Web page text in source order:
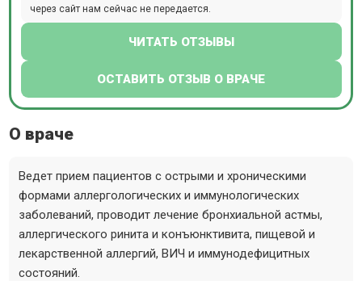
через сайт нам сейчас не передается.
ЧИТАТЬ ОТЗЫВЫ
ОСТАВИТЬ ОТЗЫВ О ВРАЧЕ
О враче
Ведет прием пациентов с острыми и хроническими
формами аллергологических и иммунологических
заболеваний, проводит лечение бронхиальной астмы,
аллергического ринита и конъюнктивита, пищевой и
лекарственной аллергий, ВИЧ и иммунодефицитных
состояний.